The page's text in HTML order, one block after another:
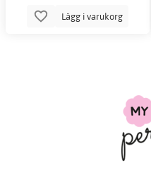
Lägg i varukorg